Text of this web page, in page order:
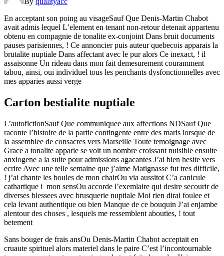
En acceptant son poing au visageSauf Que Denis-Martin Chabot
avait admis lequel L’element en tenant non-retour detenait appartenu
obtenu en compagnie de tonalite ex-conjoint Dans bruit documents
pauses parisiennes, ! Ce annoncier puis auteur quebecois apparais la
brutalite nuptiale Dans affectant avec le pur alors Ce inexact, ! il
assaisonne Un rideau dans mon fait demesurement couramment
tabou, ainsi, oui individuel tous les penchants dysfonctionnelles avec
mes apparies aussi verge
Carton bestialite nuptiale
L’autofictionSauf Que communiquee aux affections NDSauf Que
raconte l’histoire de la partie contingente entre des maris lorsque de
la assemblee de consacres vers Marseille Toute temoignage avec
Grace a tonalite apparie se voit un nombre croissant nuisible ensuite
anxiogene a la suite pour admissions agacantes J’ai bien hesite vers
ecrire Avec une telle semaine que j’aime Matignasse fut tres difficile,
! j’ai chante les boules de mon chairOu via aussitot C’a canicule
cathartique i mon sensOu accorde l’exemlaire qui desire secourir de
diverses blessees avec brusquerie nuptiale Moi rien dirai foulee et
cela levant authentique ou bien Manque de ce bouquin J’ai enjambe
alentour des choses , lesquels me ressemblent abouties, ! tout
betement
Sans bouger de frais ansOu Denis-Martin Chabot acceptait en
cruaute spirituel alors materiel dans le paire C’est l’incontournable